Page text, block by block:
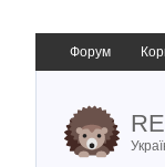
Форум